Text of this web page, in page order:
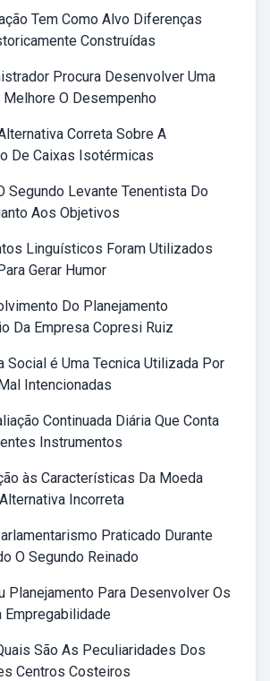
Tem Como Alvo Diferenças
Construídas
Procura Desenvolver Uma
Melhore O Desempenho
Correta Sobre A
De Caixas Isotérmicas
Segundo Levante Tenentista Do
Aos Objetivos
Linguísticos Foram Utilizados
Gerar Humor
Do Planejamento
Da Empresa Copresi Ruiz
Social é Uma Tecnica Utilizada Por
Intencionadas
Continuada Diária Que Conta
Instrumentos
às Características Da Moeda
Incorreta
Praticado Durante
O Segundo Reinado
Planejamento Para Desenvolver Os
Empregabilidade
São As Peculiaridades Dos
Centros Costeiros